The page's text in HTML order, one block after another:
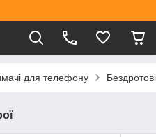
для телефону